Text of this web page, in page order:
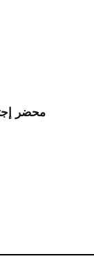
محضر